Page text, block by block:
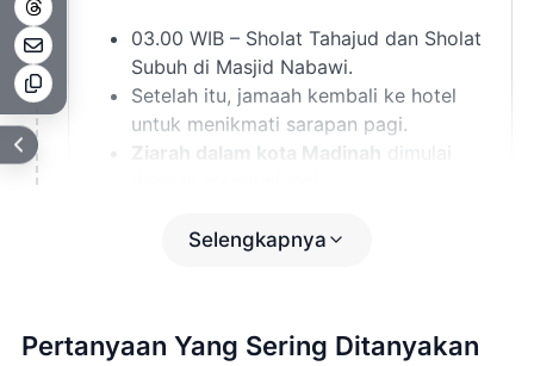
03.00 WIB – Sholat Tahajud dan Sholat
Subuh di Masjid Nabawi.
Setelah itu, jamaah kembali ke hotel
untuk menikmati sarapan pagi.
Ziarah dalam kota Madinah
Makam Baqi’
Tsaqifah Bani Saidah
Selengkapnya
Pertanyaan Yang Sering Ditanyakan